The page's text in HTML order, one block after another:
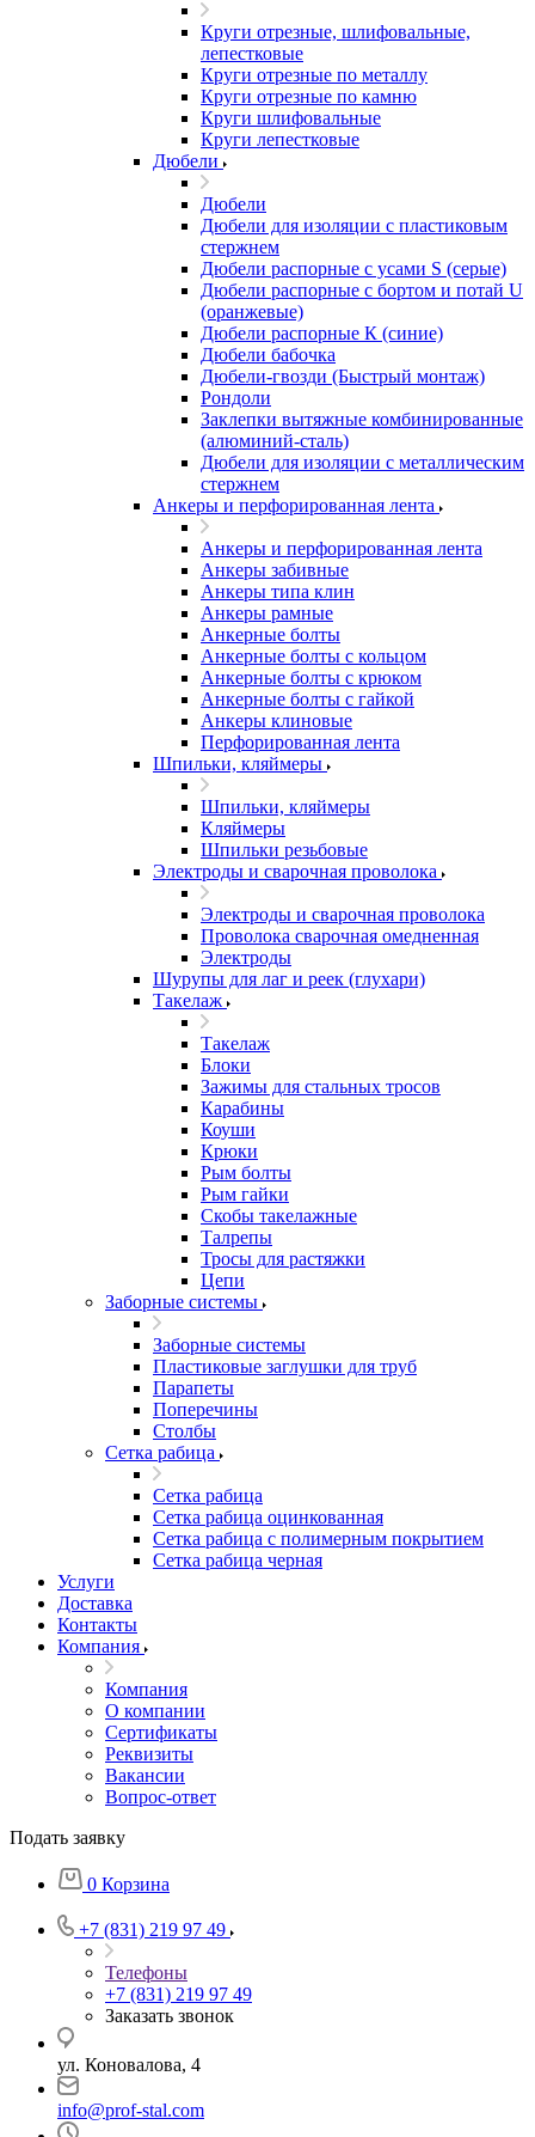
Круги отрезные, шлифовальные,
лепестковые
Круги отрезные по металлу
Круги отрезные по камню
Круги шлифовальные
Круги лепестковые
Дюбели
Дюбели
Дюбели для изоляции с пластиковым
стержнем
Дюбели распорные с усами S (серые)
Дюбели распорные c бортом и потай U
(оранжевые)
Дюбели распорные К (синие)
Дюбели бабочка
Дюбели-гвозди (Быстрый монтаж)
Рондоли
Заклепки вытяжные комбинированные
(алюминий-сталь)
Дюбели для изоляции с металлическим
стержнем
Анкеры и перфорированная лента
Анкеры и перфорированная лента
Анкеры забивные
Анкеры типа клин
Анкеры рамные
Анкерные болты
Анкерные болты с кольцом
Анкерные болты с крюком
Анкерные болты с гайкой
Анкеры клиновые
Перфорированная лента
Шпильки, кляймеры
Шпильки, кляймеры
Кляймеры
Шпильки резьбовые
Электроды и сварочная проволока
Электроды и сварочная проволока
Проволока сварочная омедненная
Электроды
Шурупы для лаг и реек (глухари)
Такелаж
Такелаж
Блоки
Зажимы для стальных тросов
Карабины
Коуши
Крюки
Рым болты
Рым гайки
Скобы такелажные
Талрепы
Тросы для растяжки
Цепи
Заборные системы
Заборные системы
Пластиковые заглушки для труб
Парапеты
Поперечины
Столбы
Сетка рабица
Сетка рабица
Сетка рабица оцинкованная
Сетка рабица с полимерным покрытием
Сетка рабица черная
Услуги
Доставка
Контакты
Компания
Компания
О компании
Сертификаты
Реквизиты
Вакансии
Вопрос-ответ
Подать заявку
0 Корзина
+7 (831) 219 97 49
Телефоны
+7 (831) 219 97 49
Заказать звонок
ул. Коновалова, 4
info@prof-stal.com